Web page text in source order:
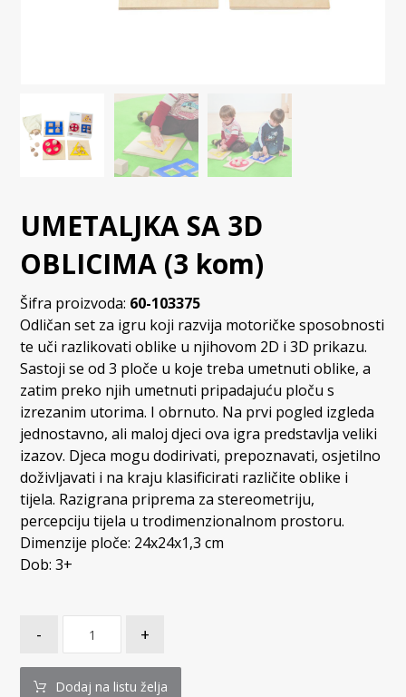
UMETALJKA SA 3D
OBLICIMA (3 kom)
Šifra proizvoda: 60-103375
Odličan set za igru koji razvija motoričke sposobnosti
te uči razlikovati oblike u njihovom 2D i 3D prikazu.
Sastoji se od 3 ploče u koje treba umetnuti oblike, a
zatim preko njih umetnuti pripadajuću ploču s
izrezanim utorima. I obrnuto. Na prvi pogled izgleda
jednostavno, ali maloj djeci ova igra predstavlja veliki
izazov. Djeca mogu dodirivati, prepoznavati, osjetilno
doživljavati i na kraju klasificirati različite oblike i
tijela. Razigrana priprema za stereometriju,
percepciju tijela u trodimenzionalnom prostoru.
Dimenzije ploče: 24x24x1,3 cm
Dob: 3+
- +
Dodaj na listu želja